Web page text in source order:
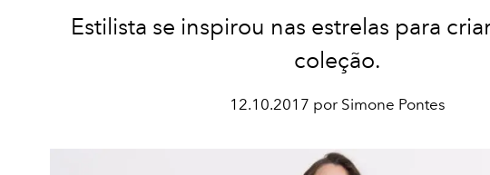
Estilista se inspirou nas estrelas para
coleção.
12.10.2017 por Simone Pontes